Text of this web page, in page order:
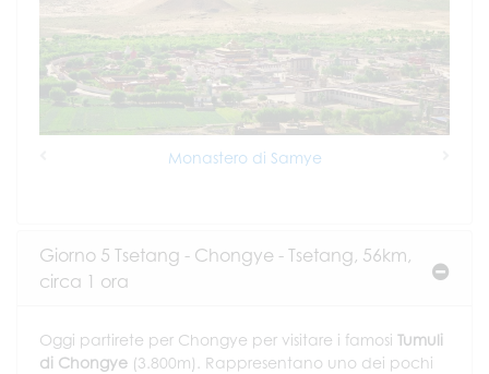
Monastero di Samye
Giorno 5 Tsetang - Chongye - Tsetang, 56km,
circa 1 ora
Oggi partirete per Chongye per visitare i famosi Tumuli
di Chongye (3.800m). Rappresentano uno dei pochi